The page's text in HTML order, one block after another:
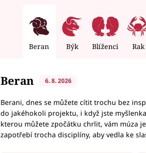
Beran Býk Blíženci Rak
Beran 6. 8. 2026
Berani, dnes se můžete cítit trochu bez
do jakéhokoli projektu, i když jste
kterou můžete zpočátku chrlit, vám múza
zapotřebí trocha disciplíny, aby vedla ke